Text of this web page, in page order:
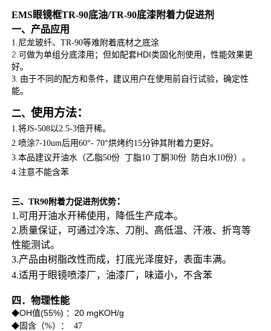
EMS眼镜框TR-90底油/TR-90底漆附着力促进剂
一、产品应用
1.尼龙玻纤、 TR-90等难附着底材之底涂
2. 可做为单组分底漆用；但如配套HDI类固化剂使用，性能效果更
好。
3. 由于不同的配方和条件，建议用户在使用前自行试验，确定性
能。
二、 使用方法：
1.将JS-508以2.5-3倍开稀。
2.喷涂7-10um后用60°- 70°烘烤约15分钟其附着力更好。
3.本品建议开油水（乙脂50份  丁脂10 丁酮30份  防白水10份）。
4.注意不能含苯
三、 TR90附着力促进剂优势：
1.可用开油水开稀使用，降低生产成本。
2.质量保证，可通过冷冻、刀削、高低温、汗液、折弯等
性能测试。
3.产品由树脂改性而成，打底光泽度好，表面丰满。
4.适用于眼镜喷漆厂，油漆厂，味道小，不含苯
四．物理性能
◆OH值(55%) ： 20 mgKOH/g
◆固含（%）：  47